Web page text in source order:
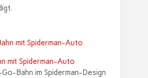
mit Spiderman-Auto
Bahn im Spiderman-Design